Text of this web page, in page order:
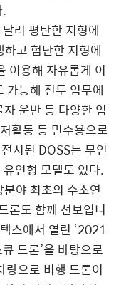
.
려 평탄한 지형에
고 험난한 지형에
이용해 자유롭게 이
가능해 전투 임무에
운반 등 다양한 임
활동 등 민수용으로
시된 DOSS는 무인
인형 모델도 있다.
야 최초의 수소연
론도 함께 선보입니
스에서 열린 ‘2021
드론’을 바탕으로
량으로 비행 드론이